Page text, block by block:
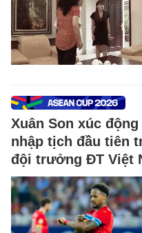
Xuân Son xúc
nhập tịch đầu tiên
đội trưởng ĐT Việt